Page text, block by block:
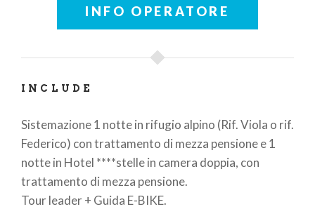
piccola salita il passo del Bernina e una lunga discesa
ci porterà di nuovo in Italia, a Tirano, dove si
A persona € 380
Supplemento camera singola: € 90
Noleggio bici – da quotare a parte in funzione della
INFO OPERATORE
INCLUDE
Sistemazione 1 notte in rifugio alpino (Rif. Viola o rif.
Federico) con trattamento di mezza pensione e 1
notte in Hotel ****stelle in camera doppia, con
trattamento di mezza pensione.
Tour leader + Guida E-BIKE.